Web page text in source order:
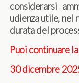
considerarsi
udienza utile,
durata del
Puoi continuare
30 dicembre